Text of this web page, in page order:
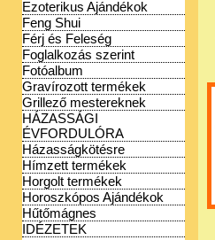
Ezoterikus Ajándékok
Feng Shui
Férj és Feleség
Foglalkozás szerint
Fotóalbum
Gravírozott termékek
Grillező mestereknek
HÁZASSÁGI
ÉVFORDULÓRA
Házasságkötésre
Hímzett termékek
Horgolt termékek
Horoszkópos Ajándékok
Hűtőmágnes
IDÉZETEK